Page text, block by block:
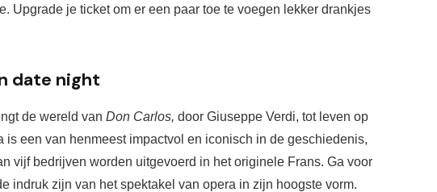
e. Upgrade je ticket om er een paar toe te voegen lekker drankjes
date night
de wereld van Don Carlos, door Giuseppe Verdi, tot leven op
is een van henmeest impactvol en iconisch in de geschiedenis,
vijf bedrijven worden uitgevoerd in het originele Frans. Ga voor
indruk zijn van het spektakel van opera in zijn hoogste vorm.